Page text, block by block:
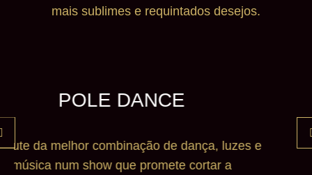
mais sublimes e requintados desejos.
SHOW PALCO OU MESA
Em palco ou na mesa terá, sem dúvida, um
momento de descontração onde as nossas